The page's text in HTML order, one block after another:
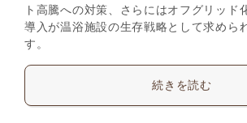
ト高騰への対策、さらにはオフグリッド
導入が温浴施設の生存戦略として求めら
す。
続きを読む